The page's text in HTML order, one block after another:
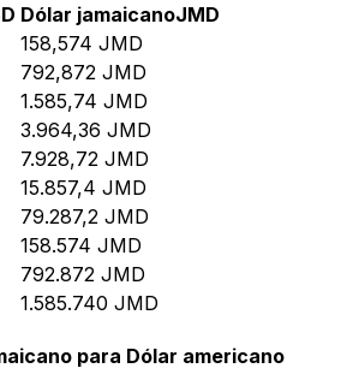
Dólar jamaicanoJMD
158,574 JMD
792,872 JMD
1.585,74 JMD
3.964,36 JMD
7.928,72 JMD
15.857,4 JMD
79.287,2 JMD
158.574 JMD
792.872 JMD
1.585.740 JMD
para Dólar americano